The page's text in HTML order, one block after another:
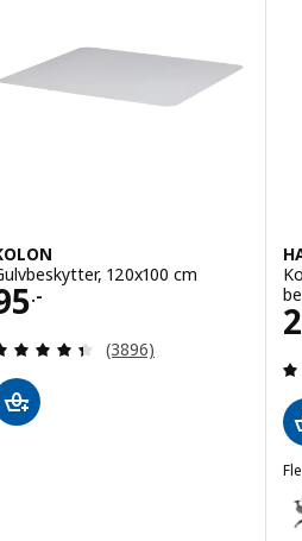
120x100 cm
.- 95.-
Anmeld: 4.4 ud af 5
(3896)